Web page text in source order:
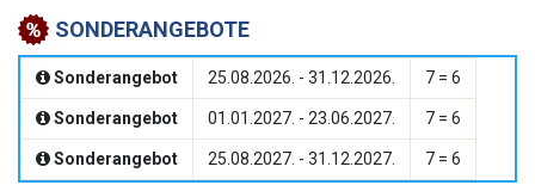
SONDERANGEBOTE
Sonderangebot 25.08.2026. - 31.12.2026. 7 = 6
Sonderangebot 01.01.2027. - 23.06.2027. 7 = 6
Sonderangebot 25.08.2027. - 31.12.2027. 7 = 6